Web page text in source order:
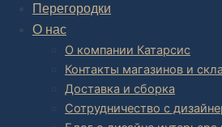
Перегородки
О нас
О компании Катарсис
Контакты магазинов и
Доставка и сборка
Сотрудничество с